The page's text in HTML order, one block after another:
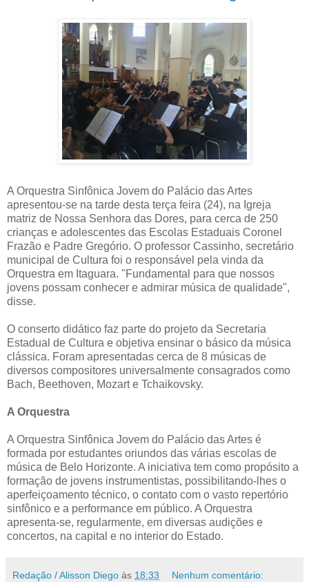
A Orquestra Sinfônica Jovem do Palácio das Artes
apresentou-se na tarde desta terça feira (24), na Igreja
matriz de Nossa Senhora das Dores, para cerca de 250
crianças e adolescentes das Escolas Estaduais Coronel
Frazão e Padre Gregório. O professor Cassinho, secretário
municipal de Cultura foi o responsável pela vinda da
Orquestra em Itaguara. "Fundamental para que nossos
jovens possam conhecer e admirar música de qualidade",
disse.
O conserto didático faz parte do projeto da Secretaria
Estadual de Cultura e objetiva ensinar o básico da música
clássica. Foram apresentadas cerca de 8 músicas de
diversos compositores universalmente consagrados como
Bach, Beethoven, Mozart e Tchaikovsky.
A Orquestra
A Orquestra Sinfônica Jovem do Palácio das Artes é
formada por estudantes oriundos das várias escolas de
música de Belo Horizonte. A iniciativa tem como propósito a
formação de jovens instrumentistas, possibilitando-lhes o
aperfeiçoamento técnico, o contato com o vasto repertório
sinfônico e a performance em público. A Orquestra
apresenta-se, regularmente, em diversas audições e
concertos, na capital e no interior do Estado.
Redação / Alisson Diego às 18:33 Nenhum comentário: